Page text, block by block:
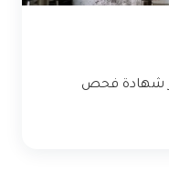
شهادة فحص